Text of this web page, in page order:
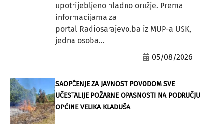
upotrijebljeno hladno oružje. Prema
informacijama za
portal Radiosarajevo.ba iz MUP-a USK,
jedna osoba...
05/08/2026
SAOPĆENJE ZA JAVNOST POVODOM SVE
UČESTALIJE POŽARNE OPASNOSTI NA PODRUČJU
OPĆINE VELIKA KLADUŠA